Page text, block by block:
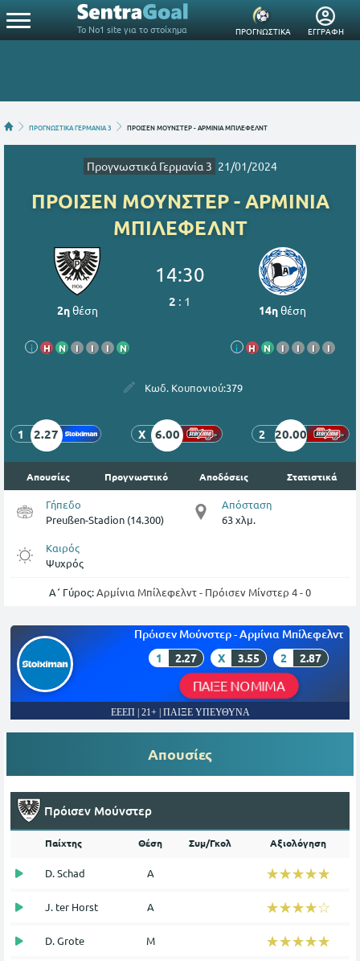
Το Νο1 site για το στοίχημα ΠΡΟΓΝΩΣΤΙΚΑ ΕΓΓΡΑΦΗ
ΠΡΟΓΝΩΣΤΙΚΑ ΓΕΡΜΑΝΙΑ 3 ΠΡΟΙΣΕΝ ΜΟΥΝΣΤΕΡ - ΑΡΜΙΝΙΑ ΜΠΙΛΕΦΕΛΝΤ
Προγνωστικά Γερμανία 3 21/01/2024
ΠΡΟΙΣΕΝ ΜΟΥΝΣΤΕΡ - ΑΡΜΙΝΙΑ
ΜΠΙΛΕΦΕΛΝΤ
2ηθέση
i Η Ν Ι Ι Ι Ν
14:30
2 : 1
14ηθέση
i Η Ν Ι Ι Ι Ι
Κωδ. Κουπονιού:379
1 2.27 X 6.00 2 20.00
Απουσίες Προγνωστικό Αποδόσεις Στατιστικά
Γήπεδο
Preußen-Stadion (14.300)
Απόσταση
63 χλμ.
Καιρός
Ψυχρός
Α΄ Γύρος:Αρμίνια Μπίλεφελντ - Πρόισεν Μίνστερ 4 - 0
Πρόισεν Μούνστερ - Αρμίνια Μπίλεφελντ
1 2.27 X 3.55 2 2.87
ΠΑΙΞΕ ΝΟΜΙΜΑ
ΕΕΕΠ | 21+ | ΠΑΙΞΕ ΥΠΕΥΘΥΝΑ
Απουσίες
Πρόισεν Μούνστερ
Παίχτης Θέση Συμ/Γκολ Αξιολόγηση
D. Schad Α ☆☆☆☆☆
★★★★★
J. ter Horst Α ☆☆☆☆☆
★★★★★
D. Grote Μ ☆☆☆☆☆
★★★★★